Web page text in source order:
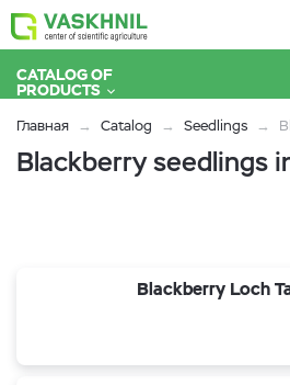
CATALOG OF
PRODUCTS
Главная Catalog Seedlings
Blackberry seedlings
Blackberry Loch